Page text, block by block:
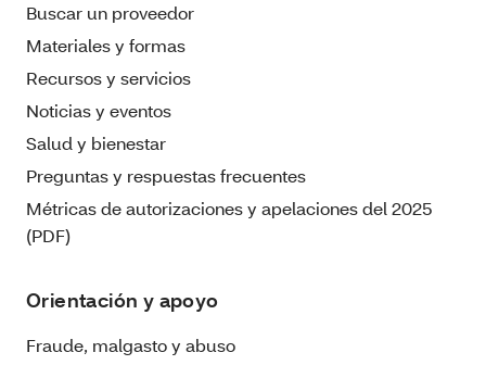
Buscar un proveedor
Materiales y formas
Recursos y servicios
Noticias y eventos
Salud y bienestar
Preguntas y respuestas frecuentes
Métricas de autorizaciones y apelaciones del 2025
(PDF)
Orientación y apoyo
Fraude, malgasto y abuso